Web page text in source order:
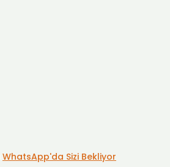
WhatsApp'da Sizi Bekliyor